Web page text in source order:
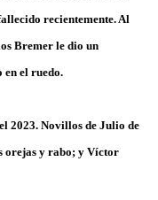
recientemente. Al
Bremer le dio un
el ruedo.
2023. Novillos de Julio de
orejas y rabo; y Víctor